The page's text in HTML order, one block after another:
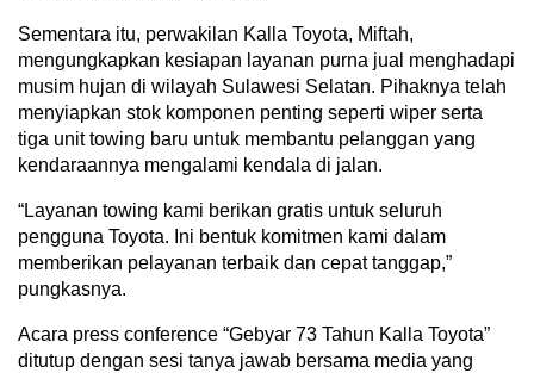
Sementara itu, perwakilan Kalla Toyota, Miftah,
mengungkapkan kesiapan layanan purna jual menghadapi
musim hujan di wilayah Sulawesi Selatan. Pihaknya telah
menyiapkan stok komponen penting seperti wiper serta
tiga unit towing baru untuk membantu pelanggan yang
kendaraannya mengalami kendala di jalan.
“Layanan towing kami berikan gratis untuk seluruh
pengguna Toyota. Ini bentuk komitmen kami dalam
memberikan pelayanan terbaik dan cepat tanggap,”
pungkasnya.
Acara press conference “Gebyar 73 Tahun Kalla Toyota”
ditutup dengan sesi tanya jawab bersama media yang